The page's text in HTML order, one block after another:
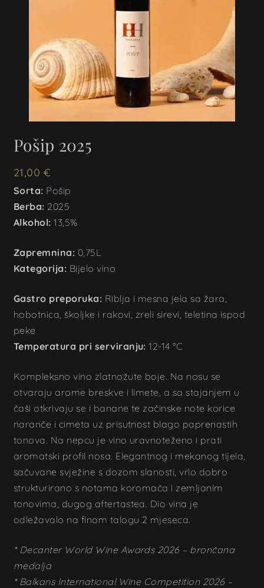
Pošip 2025
21,00 €
Sorta: Pošip
Berba: 2025
Alkohol: 13,5%
Zapremnina: 0,75L
Kategorija: Bijelo vino
Gastro preporuka: Riblja i mesna jela sa žara,
hobotnica, školjke i rakovi, zreli sirevi, teletina ispod
peke
Temperatura pri serviranju: 12-14 °C
Kompleksno vino zlatnožute boje. Na nosu se
otvaraju arome breskve i limete, a sa stajanjem u
čaši otkrivaju se i banane te začinske note korice
naranče i cimeta uz prisutnost blago paprenastih
tonova. Na nepcu je vino uravnoteženo i prati
aromatski profil nosa. Elegantnog i mekanog tijela,
sačuvane svježine s dozom slanosti, vrlo dobro
strukturirano s notama koromača i zemljanim
tonovima, dugog aftertastea. Dio vina je
odležavalo na finom talogu 2 mjeseca.
* Decanter World Wine Awards 2026 – brončana
medalja
* Balkans International Wine Competition 2026 –